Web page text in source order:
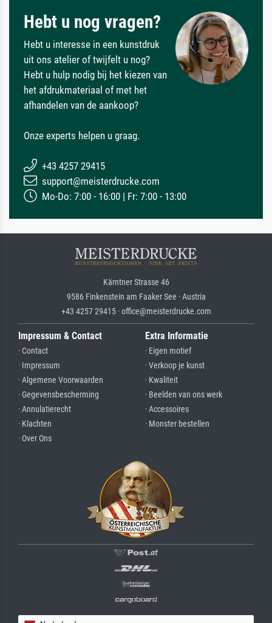
Hebt u nog vragen?
Hebt u interesse in een kunstdruk
uit ons atelier of twijfelt u nog?
Hebt u hulp nodig bij het kiezen van
het afdrukmateriaal of met het
afhandelen van de aankoop?
Onze experts helpen u graag.
+43 4257 29415
support@meisterdrucke.com
Mo-Do: 7:00 - 16:00 | Fr: 7:00 - 13:00
Kärntner Strasse 46
9586 Finkenstein am Faaker See · Austria
+43 4257 29415 · office@meisterdrucke.com
Impressum & Contact
· Contact
· Impressum
· Algemene Voorwaarden
· Gegevensbescherming
· Annulatierecht
· Klachten
· Over Ons
Extra Informatie
· Eigen motief
· Verkoop je kunst
· Kwaliteit
· Beelden van ons werk
· Accessoires
· Monster bestellen